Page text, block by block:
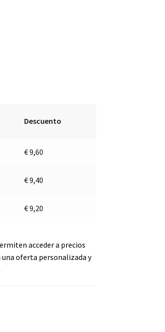
Descuento
€9,60
€9,40
€9,20
acceder a precios
oferta personalizada y